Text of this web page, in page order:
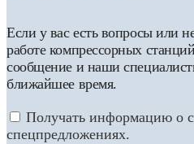
Если у вас есть вопросы или
работе компрессорных
сообщение и наши
ближайшее время.
Получать информацию о
спецпредложениях.